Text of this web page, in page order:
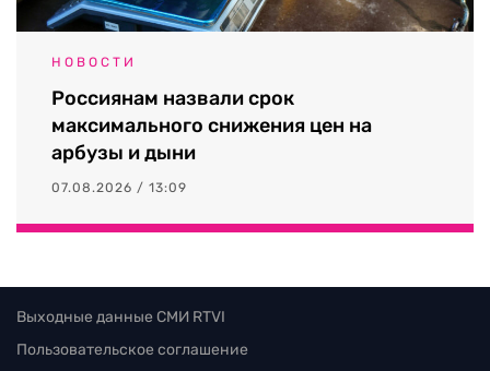
НОВОСТИ
Россиянам назвали срок
максимального снижения цен на
арбузы и дыни
07.08.2026 / 13:09
Выходные данные СМИ RTVI
Пользовательское соглашение